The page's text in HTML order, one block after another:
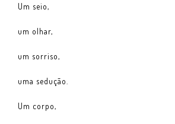
Um seio,
um olhar,
um sorriso,
uma sedução.
Um corpo,